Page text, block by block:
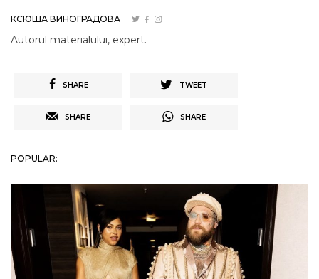
КСЮША ВИНОГРАДОВА
Autorul materialului, expert.
SHARE TWEET
SHARE SHARE
POPULAR: